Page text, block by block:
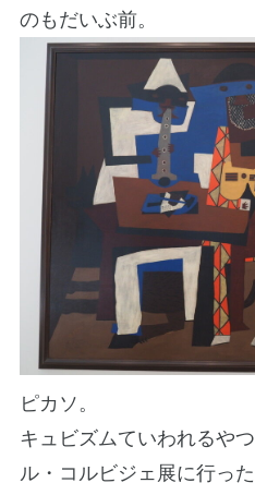
のもだいぶ前。
ピカソ。
キュビズムていわれるやつ
ル・コルビジェ展に行っ